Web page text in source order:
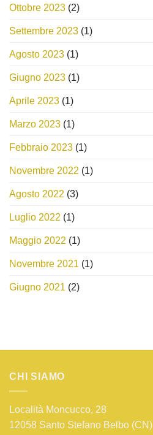
Ottobre 2023 (2)
Settembre 2023 (1)
Agosto 2023 (1)
Giugno 2023 (1)
Aprile 2023 (1)
Marzo 2023 (1)
Febbraio 2023 (1)
Novembre 2022 (1)
Agosto 2022 (3)
Luglio 2022 (1)
Maggio 2022 (1)
Novembre 2021 (1)
Giugno 2021 (2)
CHI SIAMO
Località Moncucco, 28
12058 Santo Stefano Belbo (CN)